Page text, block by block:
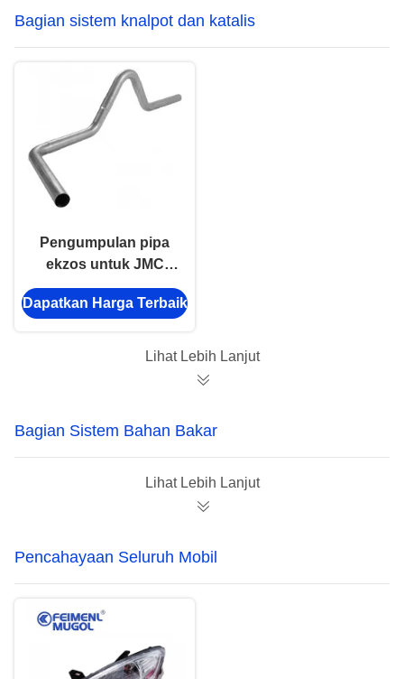
Bagian sistem knalpot dan katalis
Pengumpulan pipa
ekzos untuk JMC
1042 1043 120200061
Truck Auto Part
Dapatkan Harga Terbaik
Lihat Lebih Lanjut
Bagian Sistem Bahan Bakar
Lihat Lebih Lanjut
Pencahayaan Seluruh Mobil